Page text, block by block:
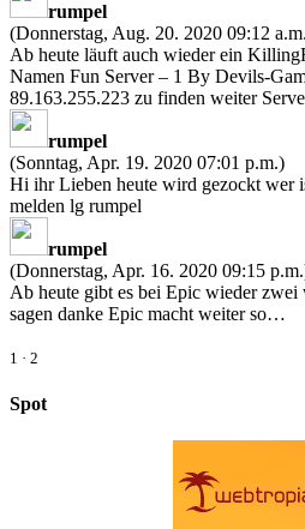
rumpel
(Donnerstag, Aug. 20. 2020 09:12
Ab heute läuft auch wieder ein
Namen Fun Server – 1 By Devils-
89.163.255.223 zu finden weiter
rumpel
(Sonntag, Apr. 19. 2020 07:01 p.m.)
Hi ihr Lieben heute wird gezockt wer
melden lg rumpel
rumpel
(Donnerstag, Apr. 16. 2020 09:15
Ab heute gibt es bei Epic wieder zwei
sagen danke Epic macht weiter so…
1 · 2
Spot